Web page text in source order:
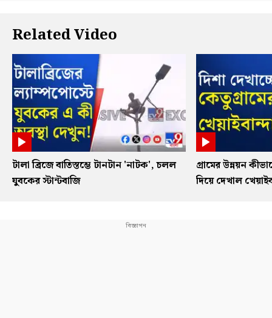
Related Video
টালা ব্রিজে বাতিস্তম্ভে টানটান 'নাটক', চলল
যুবকের স্টান্টবাজি
গ্রামের উন্নয়ন
দিয়ে দেখাল